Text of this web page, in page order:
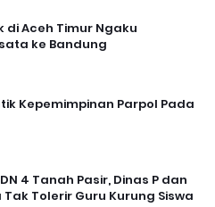
di Aceh Timur Ngaku
ke Bandung
Kepemimpinan Parpol Pada
4 Tanah Pasir, Dinas P dan
Tak Tolerir Guru Kurung Siswa